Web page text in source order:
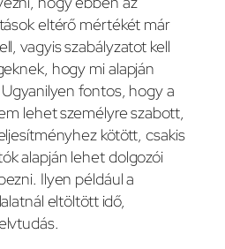
eltérő mértékét már
vagyis szabályzatot kell
hogy mi alapján
fontos, hogy a
lehet személyre szabott,
kötött, csakis
alapján lehet dolgozói
Ilyen például a
eltöltött idő,